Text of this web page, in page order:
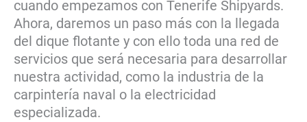
cuando empezamos con Tenerife Shipyards.
Ahora, daremos un paso más con la llegada
del dique flotante y con ello toda una red de
servicios que será necesaria para desarrollar
nuestra actividad, como la industria de la
carpintería naval o la electricidad
especializada.